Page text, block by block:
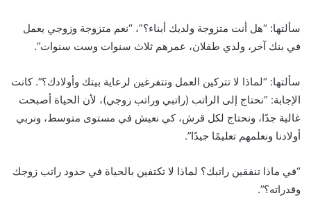
سألتها: “هل أنت متزوجة ولديك أبناء؟”، “نعم متزوجة وزوجي يعمل
في بنك آخر، ولدي طفلان، عمرهم ثلاث سنوات وست سنوات”.
سألتها: “لماذا لا تتركين العمل وتتفرغين لرعاية بيتك وأولادك؟”. كانت
الإجابة: “نحتاج إلى الراتب (راتبي وراتب زوجي)، لأن الحياة أصبحت
غالية جدًا، ونحتاج لكل قرش، كي نعيش في مستوى متوسط، ونربي
أولادنا ونعلمهم تعليمًا جيدًا”.
“في ماذا تنفقين راتبك؟ لماذا لا تكتفين بالحياة في حدود راتب زوجك
وقدراته؟”.